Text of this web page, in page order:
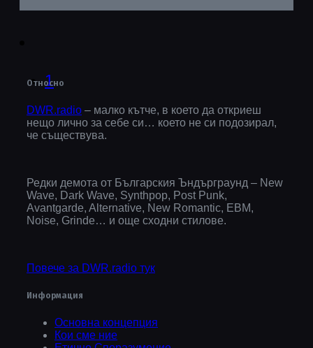
1
Относно
DWR.radio – малко кътче, в което да откриеш
нещо лично за себе си… което не си подозирал,
че съществува.
Редки демота от Българския Ъндърграунд – New
Wave, Dark Wave, Synthpop, Post Punk,
Avantgarde, Alternative, New Romantic, EBM,
Noise, Grinde… и още сходни стилове.
Повече за DWR.radio тук
Информация
Основна концепция
Кои сме ние